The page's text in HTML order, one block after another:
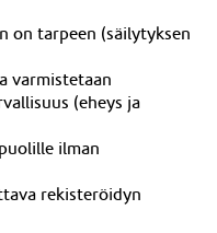
on tarpeen (säilytyksen
varmistetaan
(eheys ja
ilman
rekisteröidyn